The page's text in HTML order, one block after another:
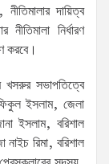
দায়িত্ব
নীতিমালা নির্ধারণ
করবে।
খসরুর সভাপতিত্বে
ইসলাম, জেলা
ইসলাম, বরিশাল
রিমা, বরিশাল